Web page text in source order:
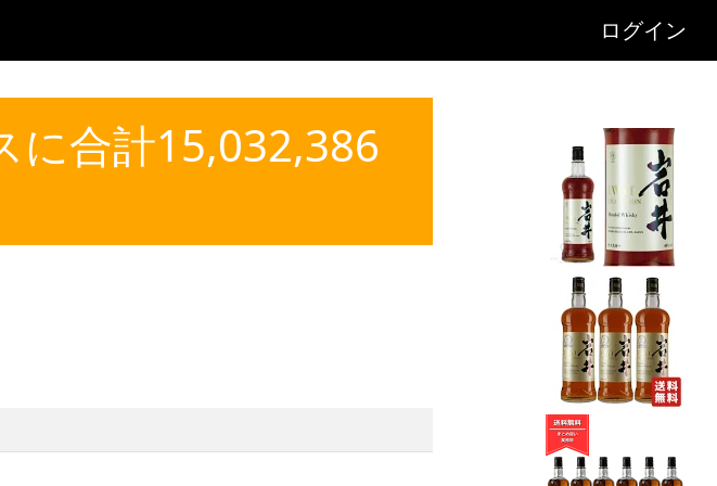
ログイン
に合計15,032,386